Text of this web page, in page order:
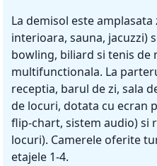
La demisol este amplasata
interioara, sauna, jacuzzi)
bowling, biliard si tenis de
multifunctionala. La
receptia, barul de zi, sala
de locuri, dotata cu ecran
flip-chart, sistem audio) si
locuri). Camerele oferite
etajele 1-4.